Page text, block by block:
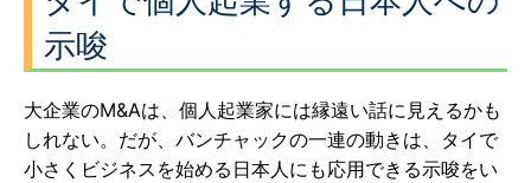
示唆
大企業のM&Aは、個人起業家には縁遠い話に見えるかも
しれない。だが、バンチャックの一連の動きは、タイで
小さくビジネスを始める日本人にも応用できる示唆をい